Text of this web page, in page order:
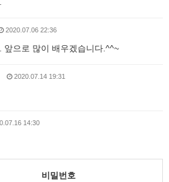
2020.07.06 22:36
으로 많이 배우겠습니다.^^~
2020.07.14 19:31
14:30
비밀번호